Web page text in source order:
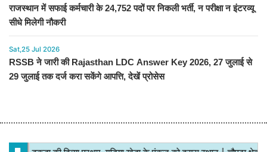
राजस्थान में सफाई कर्मचारी के 24,752 पदों पर निकली भर्ती, न परीक्षा न इंटरव्यू
सीधे मिलेगी नौकरी
Sat,25 Jul 2026
RSSB ने जारी की Rajasthan LDC Answer Key 2026, 27 जुलाई से
29 जुलाई तक दर्ज करा सकेंगे आपत्ति, देखें प्रोसेस